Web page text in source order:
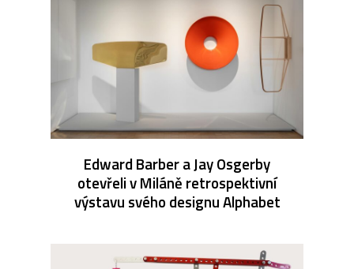
Edward Barber a Jay Osgerby
otevřeli v Miláně retrospektivní
výstavu svého designu Alphabet